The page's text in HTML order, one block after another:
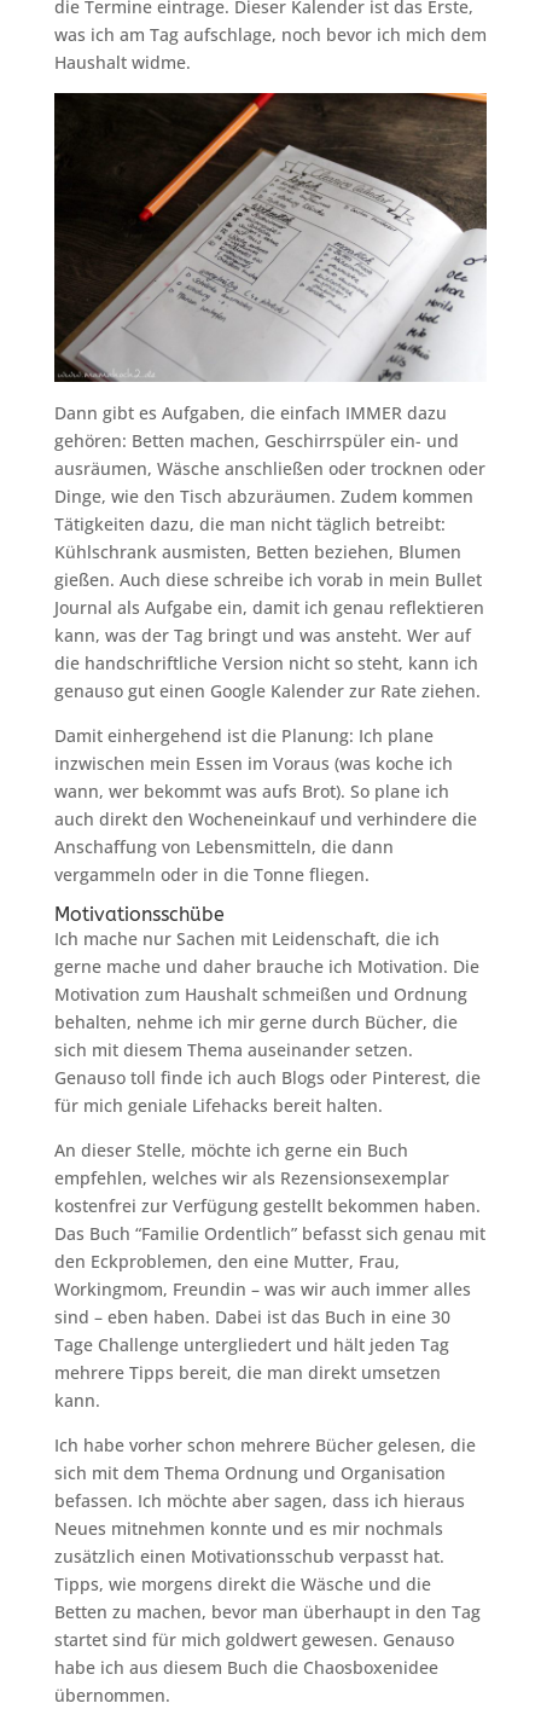
die Termine eintrage. Dieser Kalender ist das Erste,
was ich am Tag aufschlage, noch bevor ich mich dem
Haushalt widme.
Dann gibt es Aufgaben, die einfach IMMER dazu
gehören: Betten machen, Geschirrspüler ein- und
ausräumen, Wäsche anschließen oder trocknen oder
Dinge, wie den Tisch abzuräumen. Zudem kommen
Tätigkeiten dazu, die man nicht täglich betreibt:
Kühlschrank ausmisten, Betten beziehen, Blumen
gießen. Auch diese schreibe ich vorab in mein Bullet
Journal als Aufgabe ein, damit ich genau reflektieren
kann, was der Tag bringt und was ansteht. Wer auf
die handschriftliche Version nicht so steht, kann ich
genauso gut einen Google Kalender zur Rate ziehen.
Damit einhergehend ist die Planung: Ich plane
inzwischen mein Essen im Voraus (was koche ich
wann, wer bekommt was aufs Brot). So plane ich
auch direkt den Wocheneinkauf und verhindere die
Anschaffung von Lebensmitteln, die dann
vergammeln oder in die Tonne fliegen.
Motivationsschübe
Ich mache nur Sachen mit Leidenschaft, die ich
gerne mache und daher brauche ich Motivation. Die
Motivation zum Haushalt schmeißen und Ordnung
behalten, nehme ich mir gerne durch Bücher, die
sich mit diesem Thema auseinander setzen.
Genauso toll finde ich auch Blogs oder Pinterest, die
für mich geniale Lifehacks bereit halten.
An dieser Stelle, möchte ich gerne ein Buch
empfehlen, welches wir als Rezensionsexemplar
kostenfrei zur Verfügung gestellt bekommen haben.
Das Buch “Familie Ordentlich” befasst sich genau mit
den Eckproblemen, den eine Mutter, Frau,
Workingmom, Freundin – was wir auch immer alles
sind – eben haben. Dabei ist das Buch in eine 30
Tage Challenge untergliedert und hält jeden Tag
mehrere Tipps bereit, die man direkt umsetzen
kann.
Ich habe vorher schon mehrere Bücher gelesen, die
sich mit dem Thema Ordnung und Organisation
befassen. Ich möchte aber sagen, dass ich hieraus
Neues mitnehmen konnte und es mir nochmals
zusätzlich einen Motivationsschub verpasst hat.
Tipps, wie morgens direkt die Wäsche und die
Betten zu machen, bevor man überhaupt in den Tag
startet sind für mich goldwert gewesen. Genauso
habe ich aus diesem Buch die Chaosboxenidee
übernommen.